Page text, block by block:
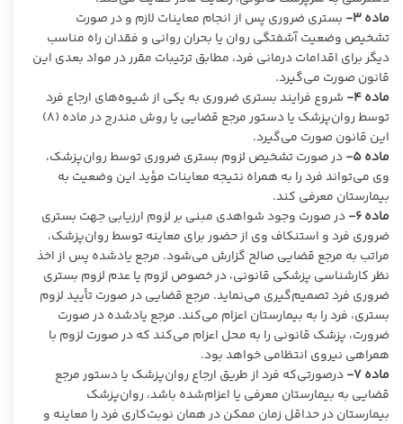
ماده۳- بستری ضروری پس از انجام معاینات لازم و در صورت
تشخیص وضعیت آشفتگی روان یا بحران روانی و فقدان راه مناسب
دیگر برای اقدامات درمانی فرد، مطابق ترتیبات مقرر در مواد بعدی این
قانون صورت می‌گیرد.
ماده۴- شروع فرایند بستری ضروری به یکی از شیوه‌های ارجاع فرد
توسط روان‌پزشک یا دستور مرجع قضایی یا روش مندرج در ماده (۸)
این قانون صورت می‌گیرد.
ماده۵- در صورت تشخیص لزوم بستری ضروری توسط روان‌پزشک،
وی می‌تواند فرد را به همراه نتیجه معاینات مؤید این وضعیت به
بیمارستان معرفی کند.
ماده۶- در صورت وجود شواهدی مبنی بر لزوم ارزیابی جهت بستری
ضروری فرد و استنکاف وی از حضور برای معاینه توسط روان‌پزشک،
مراتب به مرجع قضایی صالح گزارش می‌شود. مرجع یادشده پس از اخذ
نظر کارشناسی پزشکی قانونی، در خصوص لزوم یا عدم لزوم بستری
ضروری فرد تصمیم‌گیری می‌نماید. مرجع قضایی در صورت تأیید لزوم
بستری، فرد را به بیمارستان اعزام می‌کند. مرجع یادشده در صورت
ضرورت، پزشک قانونی را به محل اعزام می‌کند که در صورت لزوم با
همراهی نیروی انتظامی خواهد بود.
ماده۷- درصورتی‌که فرد از طریق ارجاع روان‌پزشک یا دستور مرجع
قضایی به بیمارستان معرفی یا اعزام‌شده باشد، روان‌پزشک
بیمارستان در حداقل زمان ممکن در همان نوبت‌کاری فرد را معاینه و